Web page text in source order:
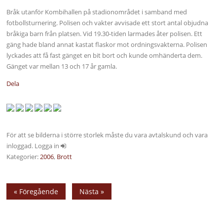
Bråk utanför Kombihallen på stadionområdet i samband med
fotbollsturnering. Polisen och vakter avvisade ett stort antal objudna
bråkiga barn från platsen. Vid 19.30-tiden larmades åter polisen. Ett
gäng hade bland annat kastat flaskor mot ordningsvakterna. Polisen
lyckades att få fast gänget en bit bort och kunde omhänderta dem.
Gänget var mellan 13 och 17 år gamla.
Dela
För att se bilderna i större storlek måste du vara avtalskund och vara
inloggad. Logga in
Kategorier:2006, Brott
« Föregående Nästa »